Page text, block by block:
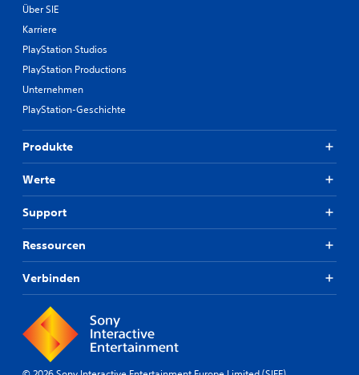
Über SIE
Karriere
PlayStation Studios
PlayStation Productions
Unternehmen
PlayStation-Geschichte
Produkte
Werte
Support
Ressourcen
Verbinden